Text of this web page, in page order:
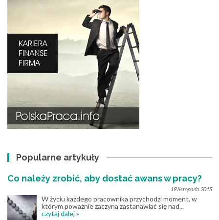
Popularne artykuły
Co należy zrobić, aby dostać awans w pracy?
19 listopada 2015
W życiu każdego pracownika przychodzi moment, w
którym poważnie zaczyna zastanawiać się nad...
czytaj dalej »